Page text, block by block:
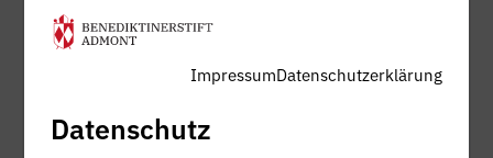
ImpressumDatenschutzerklärung
Datenschutz